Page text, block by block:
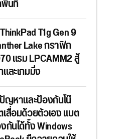
นที่
T1g Gen 9
Lake กราฟิก
แรม LPCAMM2 สู้
ละเกมมิ่ง
ญหาและป้องกันโน๊
สื่อมด้วยตัวเอง แบต
กันได้ทั้ง Windows